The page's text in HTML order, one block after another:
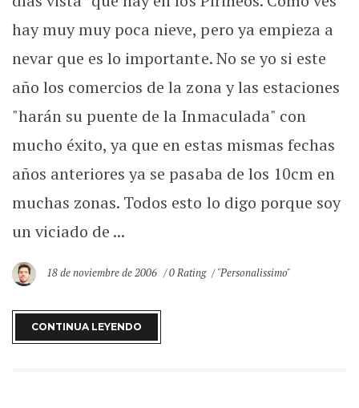
hay muy muy poca nieve, pero ya empieza a
nevar que es lo importante. No se yo si este
año los comercios de la zona y las estaciones
"harán su puente de la Inmaculada" con
mucho éxito, ya que en estas mismas fechas
años anteriores ya se pasaba de los 10cm en
muchas zonas. Todos esto lo digo porque soy
un viciado de ...
18 de noviembre de 2006 0 Rating "Personalissimo"
CONTINUA LEYENDO